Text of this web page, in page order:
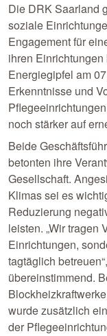
Die DRK Saarland
soziale
Engagement für
ihren
Energiegipfel am
Erkenntnisse und
noch stärker auf
Beide
betonten ihre
Gesellschaft.
Klimas sei es
Reduzierung
leisten. „Wir tragen
Einrichtungen,
tagtäglich
übereinstimmend.
wurde zusätzlich
der